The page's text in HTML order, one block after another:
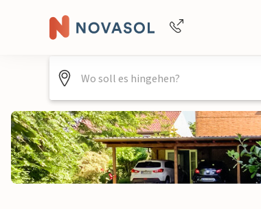
+4940688715475